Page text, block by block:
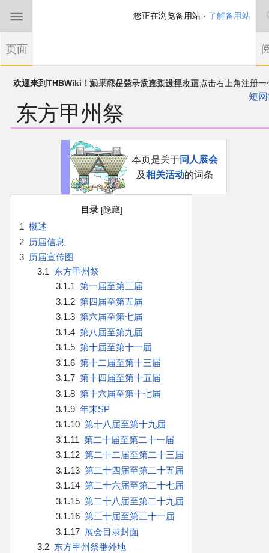
欢迎来到THBWiki！如果您是第一次来到这里，请点击右上角注册一
THBWiki以专业性和准确性为目标，如果你发现了任何确定的错误或
漏，可在登录后直接进行改正
短
东方甲州祭
航
索
本页是关于同人展会
及相关活动的词条
目录
1 概述
2 历届信息
3 历届宣传图
3.1 东方甲州祭
3.1.1 第一届至第三届
3.1.2 第四届至第五届
3.1.3 第六届至第七届
3.1.4 第八届至第九届
3.1.5 第十届至第十一届
3.1.6 第十二届至第十三届
3.1.7 第十四届至第十五届
3.1.8 第十六届至第十七届
3.1.9 年末SP
3.1.10 第十八届至第十九届
3.1.11 第二十届至第二十一届
3.1.12 第二十二届至第二十三届
3.1.13 第二十四届至第二十五届
3.1.14 第二十六届至第二十七届
3.1.15 第二十八届至第二十九届
3.1.16 第三十届至第三十一届
3.1.17
展会目录封面
3.2 东方甲州祭番外地
您正在浏览备用站 · 了解备用站
页面
首页
东方Project
东方同人规约
沙盒（建议使用）
加入我们
官方作品
东方相关活动
其他相关项目